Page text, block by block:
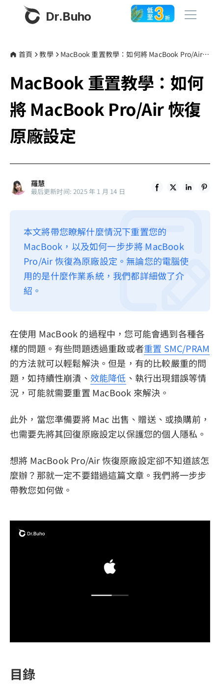
Dr.Buho
產品
BuhoCleaner
BuhoUnlocker
BuhoRepair
BuhoLaunchpad
商店
部落格
更多
隱私權政策
服務條款
退款政策
首頁 教學 MacBook 重置教學：如何將 MacBook Pro/Air 恢復原廠設定
MacBook 重置教學：如何
將 MacBook Pro/Air 恢復
原廠設定
羅慧
最后更新时间: 2025 年 1 月 14 日
本文將帶您瞭解什麼情況下重置您的
MacBook，以及如何一步步將 MacBook
Pro/Air 恢復為原廠設定。無論您的電腦使
用的是什麼作業系統，我們都詳細做了介
紹。
在使用 MacBook 的過程中，您可能會遇到各種各
樣的問題。有些問題透過重啟或者重置 SMC/PRAM
的方法就可以輕鬆解決。但是，有的比較嚴重的問
題，如持續性崩潰、 效能降低 、執行出現錯誤等情
況，可能就需要重置 MacBook 來解決。
此外，當您準備要將 Mac 出售、贈送、或換購前，
也需要先將其回復原廠設定以保護您的個人隱私。
想將 MacBook Pro/Air 恢復原廠設定卻不知道該怎
麼辦？那就一定不要錯過這篇文章。我們將一步步
帶教您如何做。
目錄